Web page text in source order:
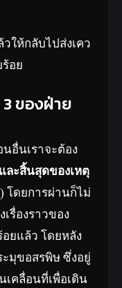
ให้กลับไปส่งเคว
อย
ของฝ่าย
อื่นเราจะต้อง
ละสิ้นสุดของเหตุ
โดยการผ่านก็ไม่
รื่องราวของ
ยแล้ว โดยหลัง
ะมุขอสรพิษ ซึ่งอยู่
คลื่อนที่เพื่อเดิน